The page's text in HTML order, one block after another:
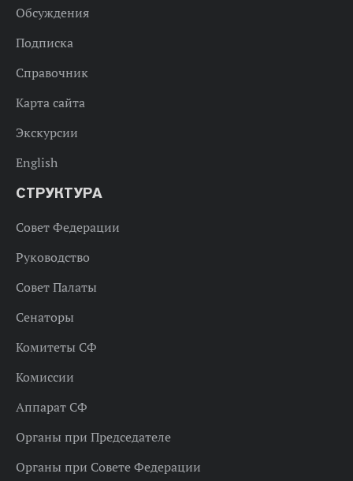
Обсуждения
Подписка
Справочник
Карта сайта
Экскурсии
English
СТРУКТУРА
Совет Федерации
Руководство
Совет Палаты
Сенаторы
Комитеты СФ
Комиссии
Аппарат СФ
Органы при Председателе
Органы при Совете Федерации